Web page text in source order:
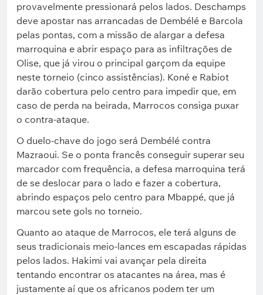
provavelmente pressionará pelos lados. Deschamps
deve apostar nas arrancadas de Dembélé e Barcola
pelas pontas, com a missão de alargar a defesa
marroquina e abrir espaço para as infiltrações de
Olise, que já virou o principal garçom da equipe
neste torneio (cinco assistências). Koné e Rabiot
darão cobertura pelo centro para impedir que, em
caso de perda na beirada, Marrocos consiga puxar
o contra-ataque.
O duelo-chave do jogo será Dembélé contra
Mazraoui. Se o ponta francês conseguir superar seu
marcador com frequência, a defesa marroquina terá
de se deslocar para o lado e fazer a cobertura,
abrindo espaços pelo centro para Mbappé, que já
marcou sete gols no torneio.
Quanto ao ataque de Marrocos, ele terá alguns de
seus tradicionais meio-lances em escapadas rápidas
pelos lados. Hakimi vai avançar pela direita
tentando encontrar os atacantes na área, mas é
justamente aí que os africanos podem ter um